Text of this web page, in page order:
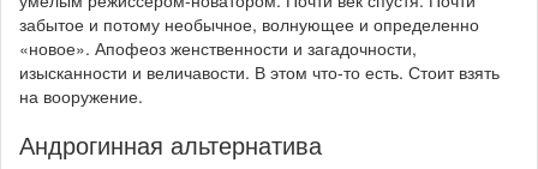
забытое и потому необычное, волнующее и определенно
«новое». Апофеоз женственности и загадочности,
изысканности и величавости. В этом что-то есть. Стоит взять
на вооружение.
Андрогинная альтернатива